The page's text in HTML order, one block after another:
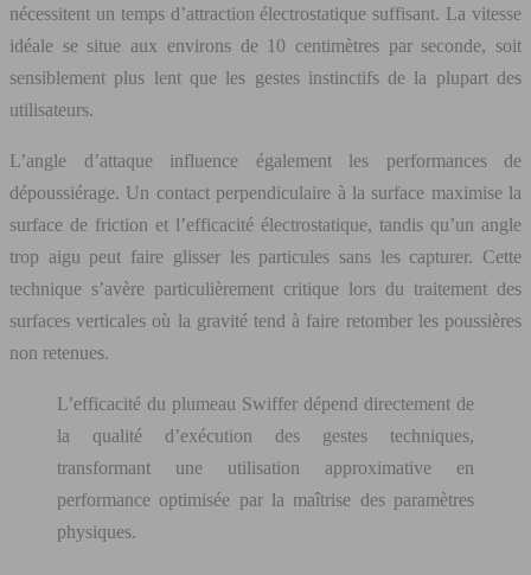
nécessitent un temps d’attraction électrostatique suffisant. La vitesse
idéale se situe aux environs de 10 centimètres par seconde, soit
sensiblement plus lent que les gestes instinctifs de la plupart des
utilisateurs.
L’angle d’attaque influence également les performances de
dépoussiérage. Un contact perpendiculaire à la surface maximise la
surface de friction et l’efficacité électrostatique, tandis qu’un angle
trop aigu peut faire glisser les particules sans les capturer. Cette
technique s’avère particulièrement critique lors du traitement des
surfaces verticales où la gravité tend à faire retomber les poussières
non retenues.
L’efficacité du plumeau Swiffer dépend directement de
la qualité d’exécution des gestes techniques,
transformant une utilisation approximative en
performance optimisée par la maîtrise des paramètres
physiques.